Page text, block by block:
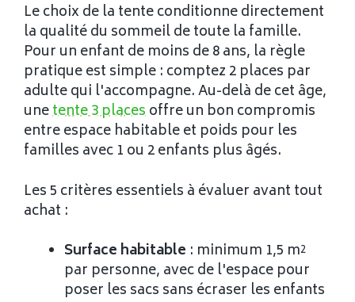
Le choix de la tente conditionne directement
la qualité du sommeil de toute la famille.
Pour un enfant de moins de 8 ans, la règle
pratique est simple : comptez 2 places par
adulte qui l'accompagne. Au-delà de cet âge,
unetente 3 placesoffre un bon compromis
entre espace habitable et poids pour les
familles avec 1 ou 2 enfants plus âgés.
Les 5 critères essentiels à évaluer avant tout
achat :
Surface habitable : minimum 1,5 m²
par personne, avec de l'espace pour
poser les sacs sans écraser les enfants